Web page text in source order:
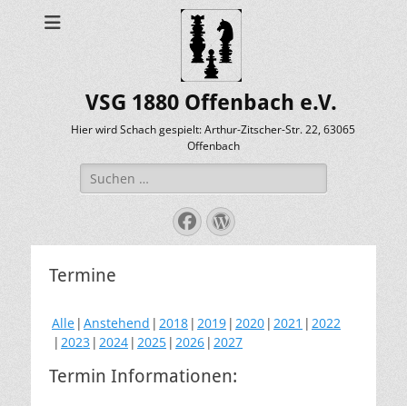
VSG 1880 Offenbach e.V.
Hier wird Schach gespielt: Arthur-Zitscher-Str. 22, 63065
Offenbach
Suche
nach:
Facebook
WordPress
Termine
Alle Anstehend 2018 2019 2020 2021
2022
2023 2024 2025 2026 2027
Termin Informationen: